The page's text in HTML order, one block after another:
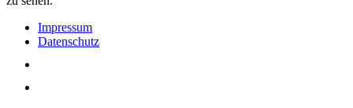
Impressum
Datenschutz